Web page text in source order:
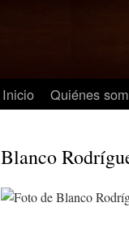
Inicio Quiénes
Blanco